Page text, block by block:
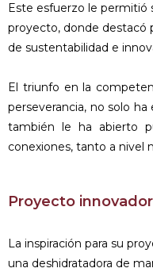
Este esfuerzo le permitió
proyecto, donde destacó
de sustentabilidad e
El triunfo en la
perseverancia, no solo
también le ha abierto
conexiones, tanto a nivel
Proyecto innovador
La inspiración para su
una deshidratadora de